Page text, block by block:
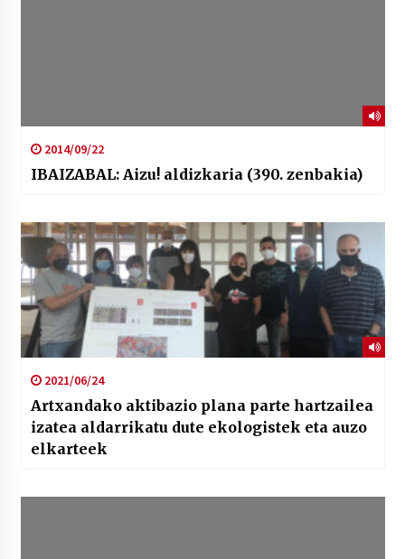
2014/09/22
IBAIZABAL: Aizu! aldizkaria (390. zenbakia)
2021/06/24
Artxandako aktibazio plana parte hartzailea
izatea aldarrikatu dute ekologistek eta auzo
elkarteek